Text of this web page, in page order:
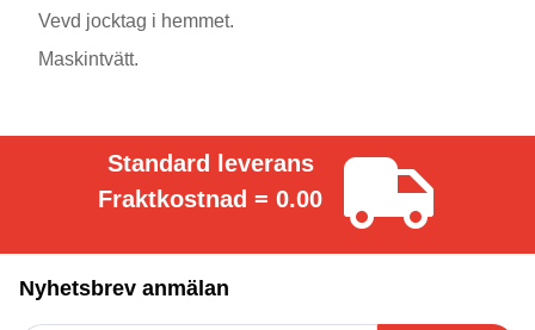
Vevd jocktag i hemmet.
Maskintvätt.
Standard leverans
Fraktkostnad = 0.00
Nyhetsbrev anmälan